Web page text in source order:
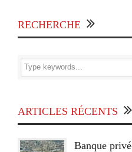
RECHERCHE
ARTICLES RÉCENTS
Banque